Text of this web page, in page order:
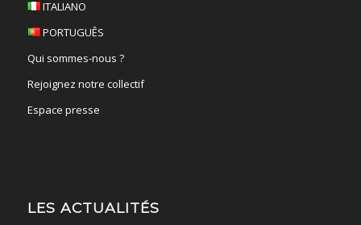
ITALIANO
PORTUGUÊS
Qui sommes-nous ?
Rejoignez notre collectif
Espace presse
LES ACTUALITÉS